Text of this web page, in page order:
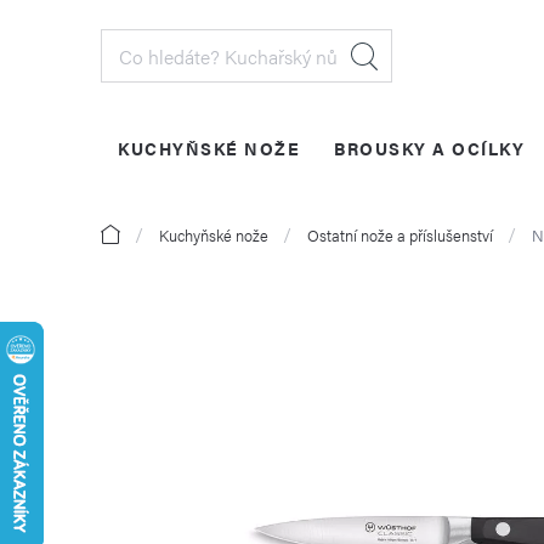
KUCHYŇSKÉ NOŽE BROUSKY A OCÍLKY
Domů Kuchyňské nože Ostatní nože a příslušenství